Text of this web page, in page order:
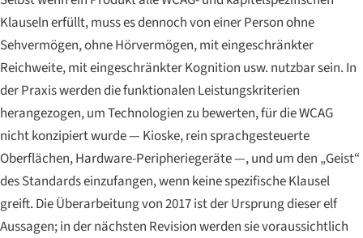
Klauseln erfüllt, muss es dennoch von einer Person ohne
Sehvermögen, ohne Hörvermögen, mit eingeschränkter
Reichweite, mit eingeschränkter Kognition usw. nutzbar sein. In
der Praxis werden die funktionalen Leistungskriterien
herangezogen, um Technologien zu bewerten, für die WCAG
nicht konzipiert wurde — Kioske, rein sprachgesteuerte
Oberflächen, Hardware-Peripheriegeräte —, und um den „Geist“
des Standards einzufangen, wenn keine spezifische Klausel
greift. Die Überarbeitung von 2017 ist der Ursprung dieser elf
Aussagen; in der nächsten Revision werden sie voraussichtlich